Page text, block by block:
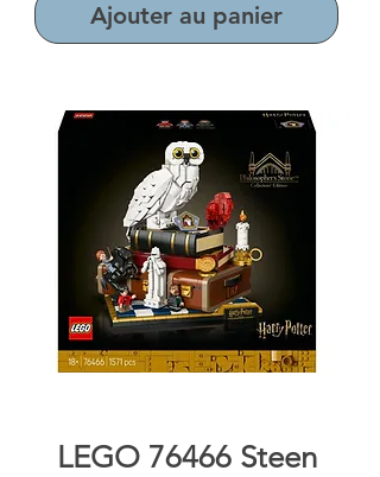
Ajouter au panier
LEGO 76466 Steen